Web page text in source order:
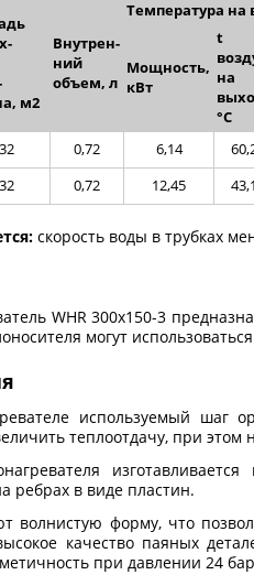
м2
Внутрен­
ний
объем, л
Температура на
Мощность,
кВт
t
на
°С
0,72 6,14
0,72 12,45
скорость воды в трубках
WHR 300x150-3
могут
используемый шаг
теплоотдачу, при
ребрах в виде пластин.
волнистую форму, что
качество паяных
при давлении 24